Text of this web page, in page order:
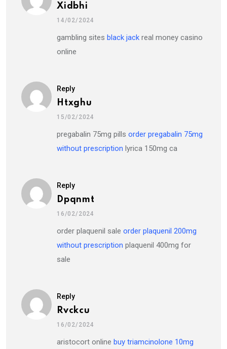
Xidbhi
14/02/2024
gambling sites black jack real money casino
online
Reply
Htxghu
15/02/2024
pregabalin 75mg pills order pregabalin 75mg
without prescription lyrica 150mg ca
Reply
Dpqnmt
16/02/2024
order plaquenil sale order plaquenil 200mg
without prescription plaquenil 400mg for
sale
Reply
Rvckcu
16/02/2024
aristocort online buy triamcinolone 10mg